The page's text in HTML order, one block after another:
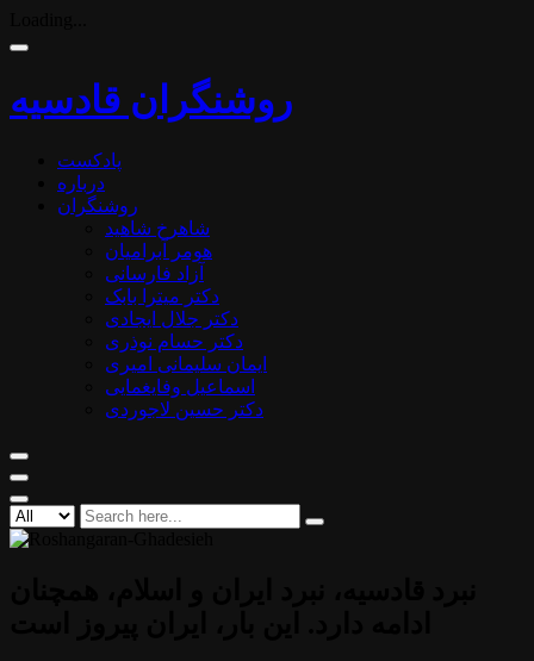
روشنگران قادسیه
پادکست
درباره
روشنگران
شاهرخ شاهید
هومر آبرامیان
آزاد فارسانی
دکتر میترا بابک
دکتر جلال ایجادی
دکتر حسام نوذری
ایمان سلیمانی امیری
اسماعیل وفایغمایی
دکتر حسین لاجوردی